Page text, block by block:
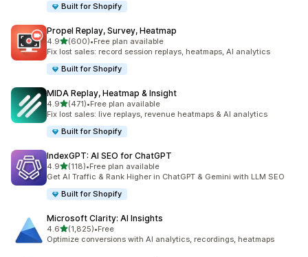
Built for Shopify
Propel Replay, Survey, Heatmap
4.95つ星中
(600)
合計レビュー数：600件
•Free plan available
Fix lost sales: record session replays, heatmaps, AI analytics
Built for Shopify
MIDA Replay, Heatmap & Insight
4.95つ星中
(471)
合計レビュー数：471件
•Free plan available
Fix lost sales: live replays, revenue heatmaps & AI analytics
Built for Shopify
IndexGPT: AI SEO for ChatGPT
4.95つ星中
(118)
合計レビュー数：118件
•Free plan available
Get AI Traffic & Rank Higher in ChatGPT & Gemini with LLM SEO
Built for Shopify
Microsoft Clarity: AI Insights
4.65つ星中
(1,825)
合計レビュー数：1825件
•Free
Optimize conversions with AI analytics, recordings, heatmaps